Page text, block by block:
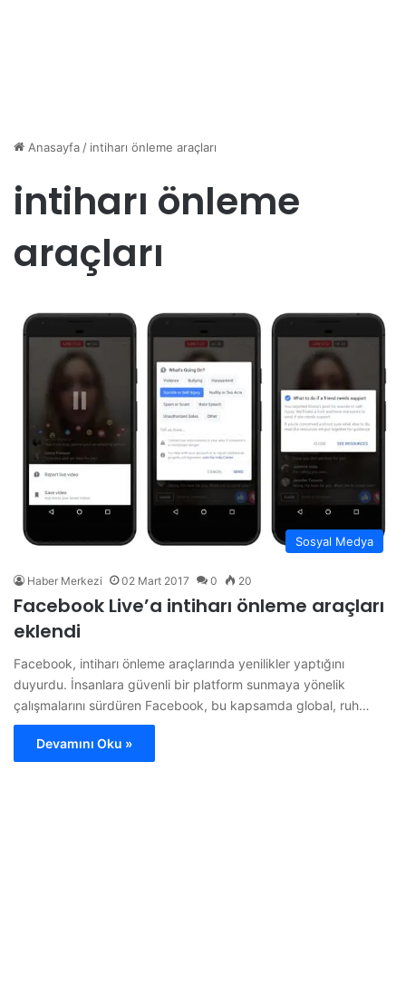
Anasayfa/ intiharı önleme araçları
intiharı önleme
araçları
Sosyal Medya
Haber Merkezi 02 Mart 2017 0 20
Facebook Live’a intiharı önleme araçları
eklendi
Facebook, intiharı önleme araçlarında yenilikler yaptığını
duyurdu. İnsanlara güvenli bir platform sunmaya yönelik
çalışmalarını sürdüren Facebook, bu kapsamda global, ruh…
Devamını Oku »